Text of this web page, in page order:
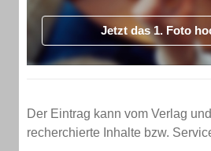
Jetzt das 1. Foto
Der Eintrag kann vom Verlag
recherchierte Inhalte bzw.